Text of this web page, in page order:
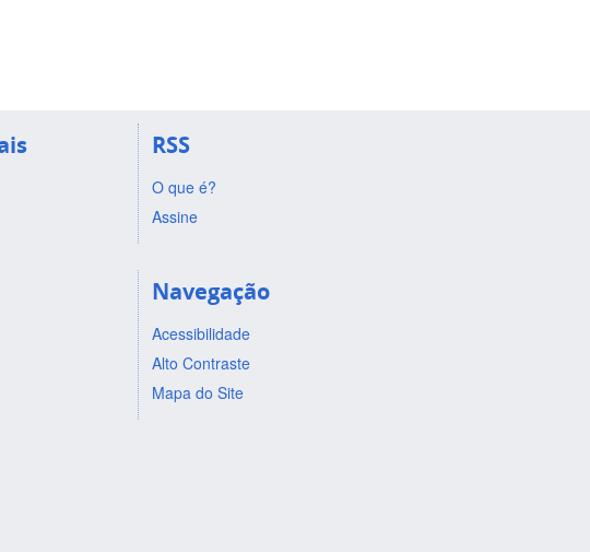
RSS
O que é?
Assine
Navegação
Acessibilidade
Alto Contraste
Mapa do Site